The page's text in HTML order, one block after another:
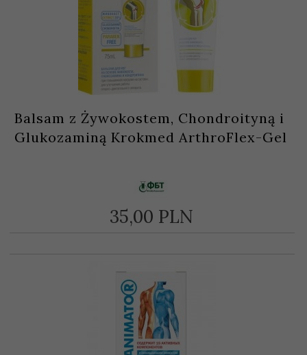
Balsam z Żywokostem, Chondroityną i
Glukozaminą Krokmed ArthroFlex-Gel
35,00 PLN